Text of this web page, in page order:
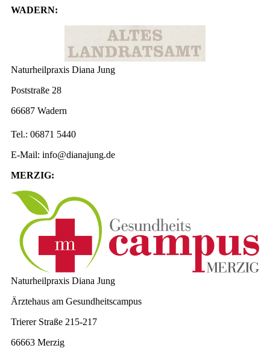
WADERN:
Naturheilpraxis Diana Jung
Poststraße 28
66687 Wadern
Tel.: 06871 5440
E-Mail: info@dianajung.de
MERZIG:
Naturheilpraxis Diana Jung
Ärztehaus am Gesundheitscampus
Trierer Straße 215-217
66663 Merzig